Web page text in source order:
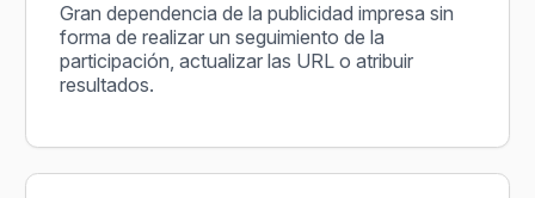
Gran dependencia de la publicidad impresa sin
forma de realizar un seguimiento de la
participación, actualizar las URL o atribuir
resultados.